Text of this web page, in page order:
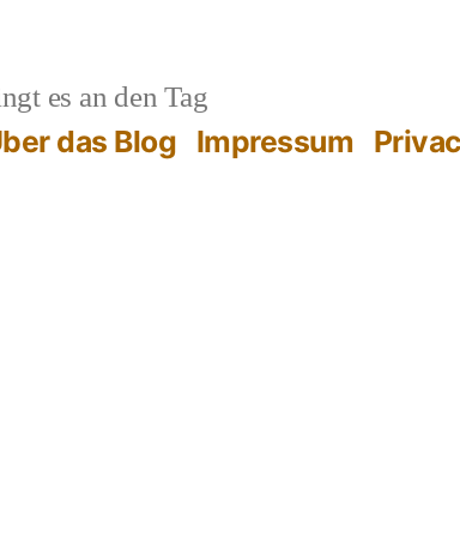
es an den Tag
das Blog Impressum